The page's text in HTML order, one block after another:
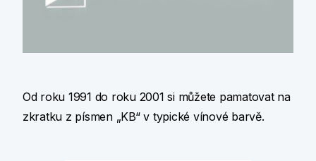
Od roku 1991 do roku 2001 si můžete pamatovat na
zkratku z písmen „KB“ v typické vínové barvě.